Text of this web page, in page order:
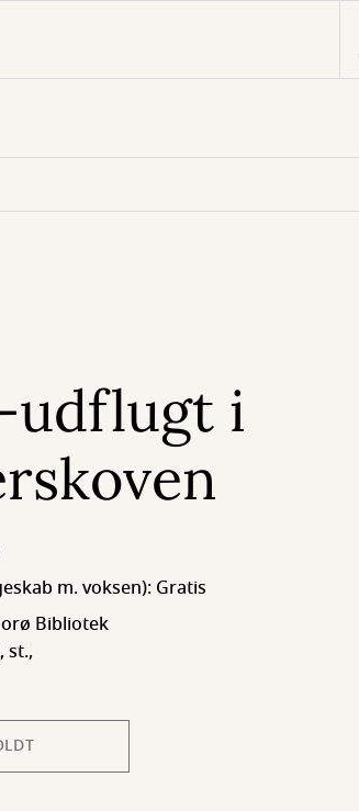
udflugt i
m. voksen): Gratis
Bibliotek
st.,